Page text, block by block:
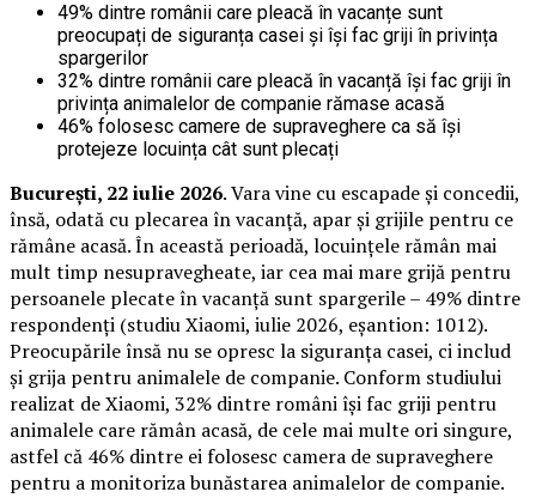
49% dintre românii care pleacă în vacanțe sunt
preocupați de siguranța casei și își fac griji în privința
spargerilor
32% dintre românii care pleacă în vacanță își fac griji în
privința animalelor de companie rămase acasă
46% folosesc camere de supraveghere ca să își
protejeze locuința cât sunt plecați
București, 22 iulie 2026. Vara vine cu escapade și concedii,
însă, odată cu plecarea în vacanță, apar și grijile pentru ce
rămâne acasă. În această perioadă, locuințele rămân mai
mult timp nesupravegheate, iar cea mai mare grijă pentru
persoanele plecate în vacanță sunt spargerile – 49% dintre
respondenți (studiu Xiaomi, iulie 2026, eșantion: 1012).
Preocupările însă nu se opresc la siguranța casei, ci includ
și grija pentru animalele de companie. Conform studiului
realizat de Xiaomi, 32% dintre români își fac griji pentru
animalele care rămân acasă, de cele mai multe ori singure,
astfel că 46% dintre ei folosesc camera de supraveghere
pentru a monitoriza bunăstarea animalelor de companie.